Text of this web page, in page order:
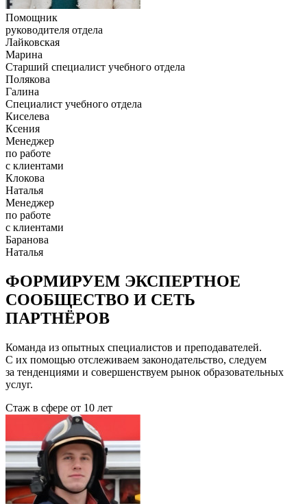
Помощник
руководителя отдела
Лайковская
Марина
Старший специалист учебного отдела
Полякова
Галина
Специалист учебного отдела
Киселева
Ксения
Менеджер
по работе
с клиентами
Клокова
Наталья
Менеджер
по работе
с клиентами
Баранова
Наталья
ФОРМИРУЕМ ЭКСПЕРТНОЕ
СООБЩЕСТВО И СЕТЬ
ПАРТНЁРОВ
Команда из опытных специалистов и преподавателей.
С их помощью отслеживаем законодательство, следуем
за тенденциями и совершенствуем рынок образовательных
услуг.
Стаж в сфере от 10 лет